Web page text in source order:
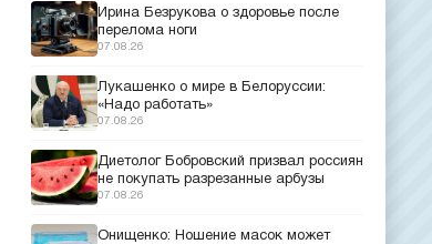
Ирина Безрукова о здоровье после
перелома ноги
07.08.26
Лукашенко о мире в Белоруссии:
«Надо работать»
07.08.26
Диетолог Бобровский призвал россиян
не покупать разрезанные арбузы
07.08.26
Онищенко: Ношение масок может